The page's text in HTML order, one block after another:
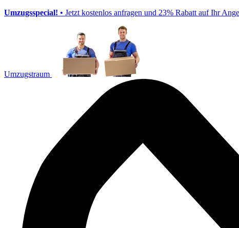
Umzugsspecial! • Jetzt kostenlos anfragen und 23% Rabatt auf Ihr
Umzugstraum